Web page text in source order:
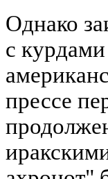
Однако
с
прессе